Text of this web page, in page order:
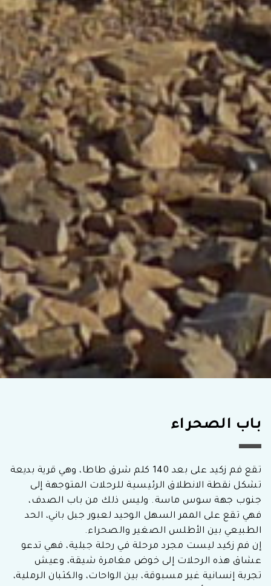
باب الصحراء
تقع فم زكيد على بعد 140 كلم شرق طاطا، وهي قرية بديعة
تشكل نقطة الانطلاق الرئيسية للرحلات المتوجهة إلى
جنوب جهة سوس ماسة. وليس ذلك من باب الصدف،
فهي تقع على الممر السهل الوحيد لعبور جبل باني، الحد
الطبيعي بين الأطلس الصغير والصحراء.
إن فم زكيد ليست مجرد مرحلة في رحلة جبلية، فهي تدعو
عشاق هذه الرحلات إلى خوض مغامرة شيقة، وعيش
تجربة إنسانية غير مسبوقة، بين الواحات، والكثبان الرملية،